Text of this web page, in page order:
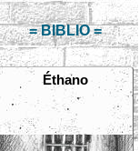
= BIBLIO =
Éthano